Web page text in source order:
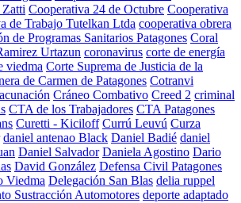
Zatti Cooperativa 24 de Octubre Cooperativa
de Trabajo Tutelkan Ltda cooperativa obrera
de Programas Sanitarios Patagones Coral
Urtazun coronavirus corte de energía
viedma Corte Suprema de Justicia de la
de Carmen de Patagones Cotranvi
Cráneo Combativo Creed 2 criminal
CTA de los Trabajadores CTA Patagones
Curetti - Kiciloff Currú Leuvú Curza
daniel antenao Black Daniel Badié daniel
Daniel Salvador Daniela Agostino Dario
David González Defensa Civil Patagones
Viedma Delegación San Blas delia ruppel
Sustracción Automotores deporte adaptado